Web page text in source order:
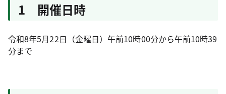
1 開催日時
令和8年5月22日（金曜日）午前10時00分から午前10時39
分まで